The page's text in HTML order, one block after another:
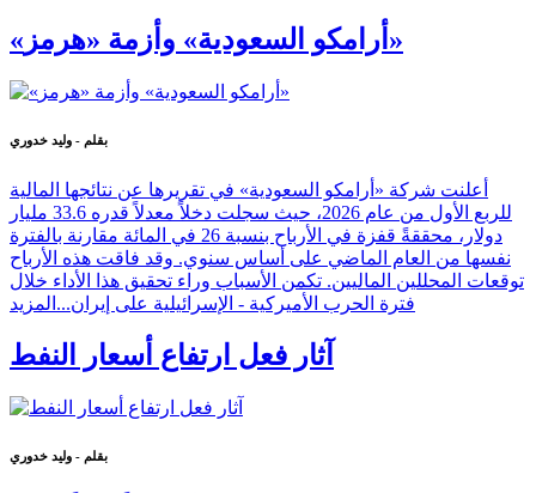
«أرامكو السعودية» وأزمة «هرمز»
بقلم - وليد خدوري
أعلنت شركة «أرامكو السعودية» في تقريرها عن نتائجها المالية
للربع الأول من عام 2026، حيث سجلت دخلاً معدلاً قدره 33.6 مليار
دولار، محققةً قفزة في الأرباح بنسبة 26 في المائة مقارنة بالفترة
نفسها من العام الماضي على أساس سنوي. وقد فاقت هذه الأرباح
توقعات المحللين الماليين. تكمن الأسباب وراء تحقيق هذا الأداء خلال
فترة الحرب الأميركية - الإسرائيلية على إيران... المزيد
آثار فعل ارتفاع أسعار النفط
بقلم - وليد خدوري